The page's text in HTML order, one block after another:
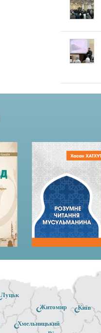
Житомир Київ
Хмельницький
Луцьк